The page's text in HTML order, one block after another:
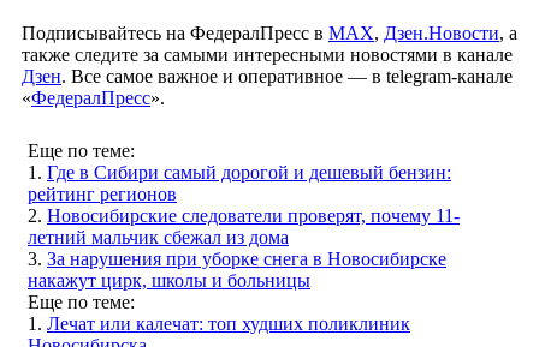
Подписывайтесь на ФедералПресс в МАХ, Дзен.Новости, а
также следите за самыми интересными новостями в канале
Дзен. Все самое важное и оперативное — в telegram-канале
«ФедералПресс».
Еще по теме:
1. Где в Сибири самый дорогой и дешевый бензин:
рейтинг регионов
2. Новосибирские следователи проверят, почему 11-
летний мальчик сбежал из дома
3. За нарушения при уборке снега в Новосибирске
накажут цирк, школы и больницы
Еще по теме:
1. Лечат или калечат: топ худших поликлиник